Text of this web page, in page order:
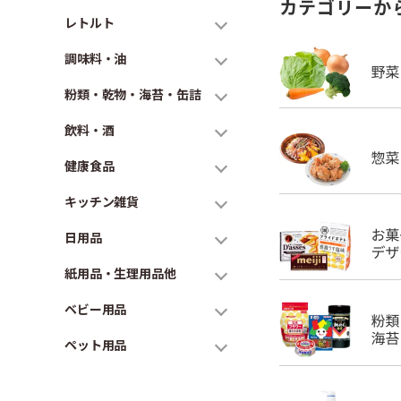
レトルト
調味料・油
粉類・乾物・海苔・缶詰
飲料・酒
健康食品
キッチン雑貨
日用品
紙用品・生理用品他
ベビー用品
ペット用品
カテゴリーか